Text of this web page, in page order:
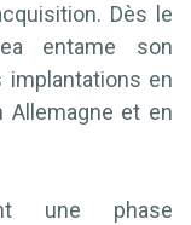
Dès le
entame son
implantations en
Allemagne et en
une phase